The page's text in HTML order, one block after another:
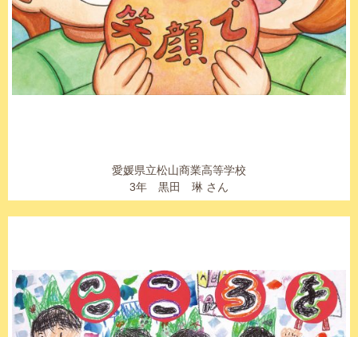
愛媛県立松山商業高等学校
3年 黒田 琳 さん